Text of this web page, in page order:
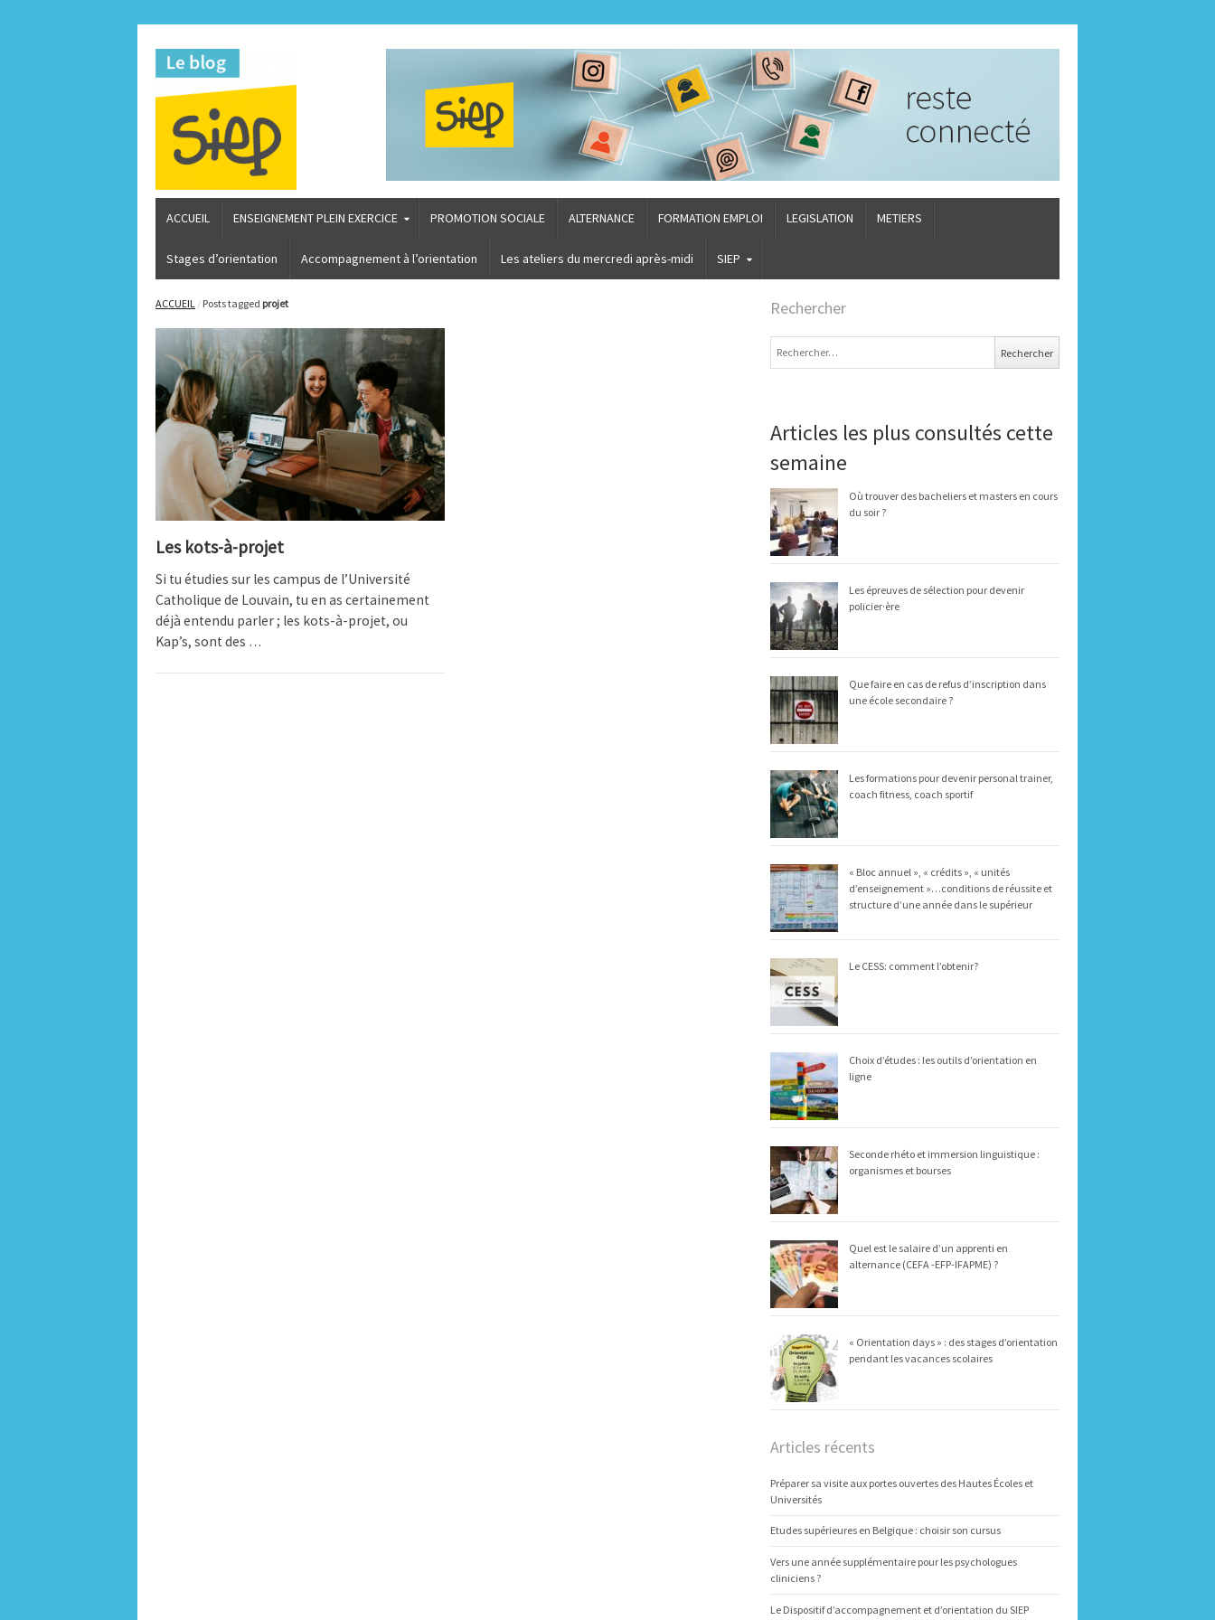
ACCUEIL ENSEIGNEMENT PLEIN EXERCICE PROMOTION SOCIALE ALTERNANCE FORMATION EMPLOI LEGISLATION METIERS
Stages d’orientation Accompagnement à l’orientation Les ateliers du mercredi après-midi SIEP
ACCUEIL / Posts tagged projet
Les kots-à-projet
Si tu étudies sur les campus de l’Université
Catholique de Louvain, tu en as certainement
déjà entendu parler ; les kots-à-projet, ou
Kap’s, sont des …
Rechercher
Articles les plus consultés cette
semaine
Où trouver des bacheliers et masters en cours
du soir ?
Les épreuves de sélection pour devenir
policier·ère
Que faire en cas de refus d’inscription dans
une école secondaire ?
Les formations pour devenir personal trainer,
coach fitness, coach sportif
« Bloc annuel », « crédits », « unités
d’enseignement »…conditions de réussite et
structure d’une année dans le supérieur
Le CESS: comment l’obtenir?
Choix d’études : les outils d’orientation en
ligne
Seconde rhéto et immersion linguistique :
organismes et bourses
Quel est le salaire d’un apprenti en
alternance (CEFA -EFP-IFAPME) ?
« Orientation days » : des stages d’orientation
pendant les vacances scolaires
Articles récents
Préparer sa visite aux portes ouvertes des Hautes Écoles et
Universités
Etudes supérieures en Belgique : choisir son cursus
Vers une année supplémentaire pour les psychologues
cliniciens ?
Le Dispositif d’accompagnement et d’orientation du SIEP